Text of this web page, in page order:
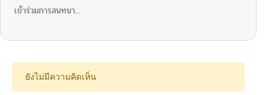
11/08/2024
ตอนที่ 48 12/02/2024
เข้าร่วมการสนทนา...
ยังไม่มีความคิดเห็น